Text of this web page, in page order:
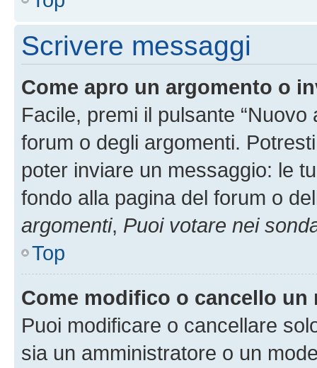
Scrivere messaggi
Come apro un argomento o
Facile, premi il pulsante
forum o degli argomenti.
poter inviare un messaggio: le
fondo alla pagina del forum o
argomenti, Puoi votare nei
Top
Come modifico o cancello un
Puoi modificare o cancellare
sia un amministratore o un